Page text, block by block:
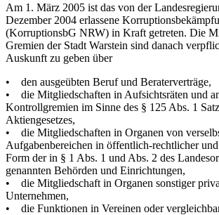
Am 1. März 2005 ist das von der
Dezember 2004 erlassene
(KorruptionsbG NRW) in Kraft getreten. Die
Gremien der Stadt Warstein sind danach
Auskunft zu geben über
• den ausgeübten Beruf und Beraterverträge,
• die Mitgliedschaften in Aufsichtsräten und
Kontrollgremien im Sinne des § 125 Abs. 1
Aktiengesetzes,
• die Mitgliedschaften in Organen von
Aufgabenbereichen in öffentlich-rechtlicher
Form der in § 1 Abs. 1 und Abs. 2 des
genannten Behörden und Einrichtungen,
• die Mitgliedschaft in Organen sonstiger
Unternehmen,
• die Funktionen in Vereinen oder